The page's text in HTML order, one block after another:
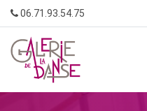
Skip
to
content
06.71.93.54.75